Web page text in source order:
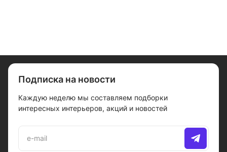
Подписка на новости
Каждую неделю мы составляем подборки
интересных интерьеров, акций и новостей